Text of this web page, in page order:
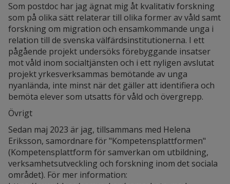
Som postdoc har jag ägnat mig åt kvalitativ forskning
som på olika sätt relaterar till olika former av våld samt
forskning om migration och ensamkommande unga i
relation till de svenska välfärdsinstitutionerna. I ett
pågående projekt undersöks förebyggande insatser
mot våld inom socialtjänsten och i ett nyligen avslutat
projekt yrkesverksammas bemötande av unga
nyanlända, inte minst när det gäller att identifiera och
bemöta elever som utsatts för våld och övergrepp.
Övrigt
Sedan maj 2023 är jag, tillsammans med Helena
Eriksson, samordnare för "Kompetensplattformen"
(Kompetensplattform för samverkan om utbildning,
verksamhetsutveckling och forskning inom det sociala
området). För mer information: